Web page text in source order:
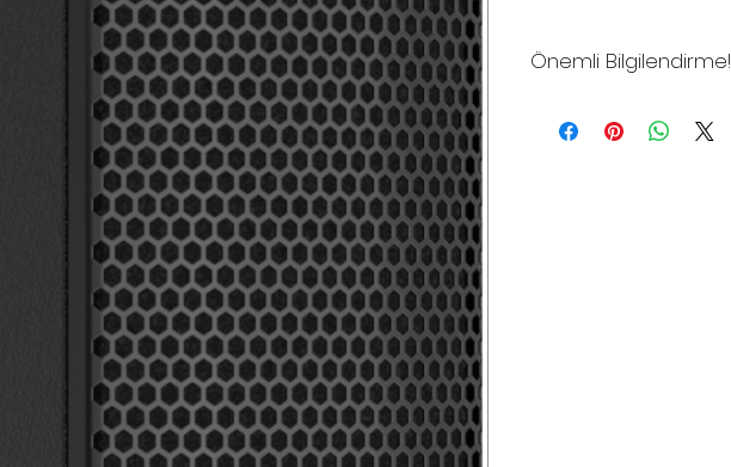
Önemli Bilgilendirme!
fiyatlarıdır